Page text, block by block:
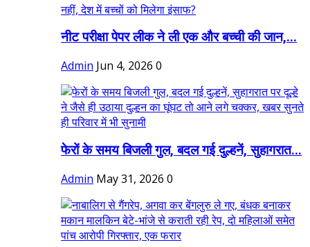
नीट परीक्षा पेपर लीक ने ली एक और बच्ची की जान,...
Admin Jun 4, 2026 0
फेरों के समय बिजली गुल, बदल गई दुल्हनें, सुहागरात...
Admin May 31, 2026 0